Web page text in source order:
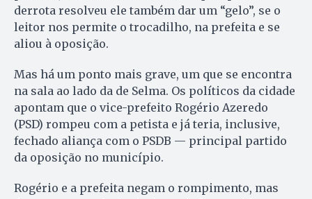
derrota resolveu ele também dar um “gelo”, se o
leitor nos permite o trocadilho, na prefeita e se
aliou à oposição.
Mas há um ponto mais grave, um que se encontra
na sala ao lado da de Selma. Os políticos da cidade
apontam que o vice-prefeito Rogério Azeredo
(PSD) rompeu com a petista e já teria, inclusive,
fechado aliança com o PSDB — principal partido
da oposição no município.
Rogério e a prefeita negam o rompimento, mas